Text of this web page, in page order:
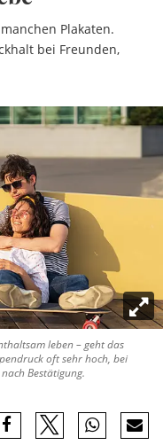
Plakaten.
bei Freunden,
leben – geht das
oft sehr hoch, bei
Bestätigung.